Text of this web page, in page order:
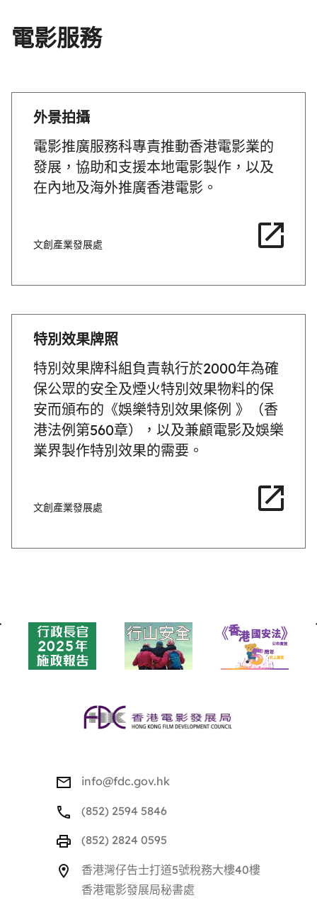
電影服務
外景拍攝
電影推廣服務科專責推動香港電影業的
發展，協助和支援本地電影製作，以及
在內地及海外推廣香港電影。
文創產業發展處
特別效果牌照
特別效果牌科組負責執行於2000年為確
保公眾的安全及煙火特別效果物料的保
安而頒布的《娛樂特別效果條例 》（香
港法例第560章），以及兼顧電影及娛樂
業界製作特別效果的需要。
文創產業發展處
頁
info@fdc.gov.hk
(852) 2594 5846
(852) 2824 0595
香港灣仔告士打道5號稅務大樓40樓
香港電影發展局秘書處